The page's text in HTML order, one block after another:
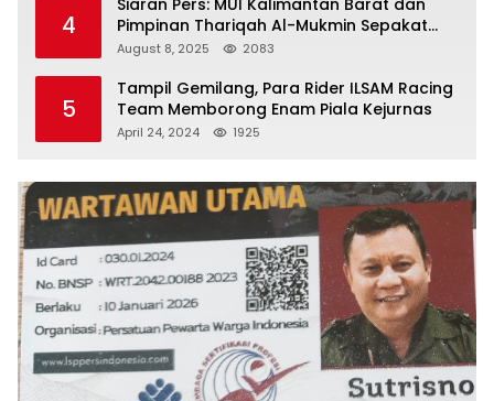
4
Siaran Pers: MUI Kalimantan Barat dan
Pimpinan Thariqah Al-Mukmin Sepakat
Jaga Umat
August 8, 2025 2083
5
Tampil Gemilang, Para Rider ILSAM Racing
Team Memborong Enam Piala Kejurnas
April 24, 2024 1925